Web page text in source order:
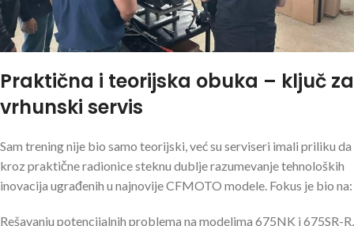
Praktična i teorijska obuka – ključ za
vrhunski servis
Sam trening nije bio samo teorijski, već su serviseri imali priliku da
kroz praktične radionice steknu dublje razumevanje tehnoloških
inovacija ugrađenih u najnovije CFMOTO modele. Fokus je bio na:
Rešavanju potencijalnih problema na modelima 675NK i 675SR-R,